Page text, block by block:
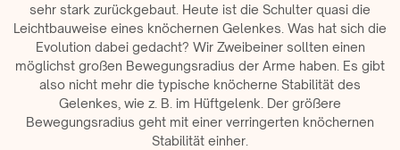
sehr stark zurückgebaut. Heute ist die Schulter quasi die
Leichtbauweise eines knöchernen Gelenkes. Was hat sich die
Evolution dabei gedacht? Wir Zweibeiner sollten einen
möglichst großen Bewegungsradius der Arme haben. Es gibt
also nicht mehr die typische knöcherne Stabilität des
Gelenkes, wie z. B. im Hüftgelenk. Der größere
Bewegungsradius geht mit einer verringerten knöchernen
Stabilität einher.